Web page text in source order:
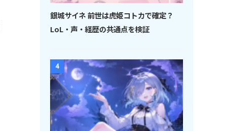
銀城サイネ 前世は虎姫コトカで確定？
LoL・声・経歴の共通点を検証
4